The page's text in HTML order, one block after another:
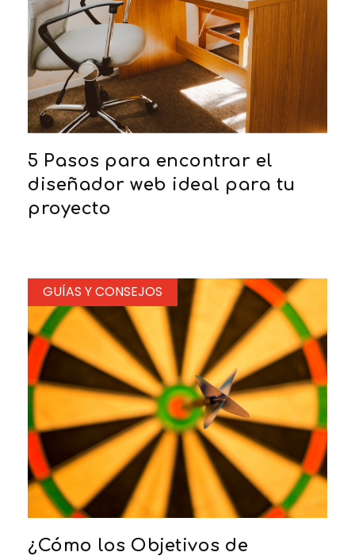
5 Pasos para encontrar el
diseñador web ideal para tu
proyecto
GUÍAS Y CONSEJOS
¿Cómo los Objetivos de